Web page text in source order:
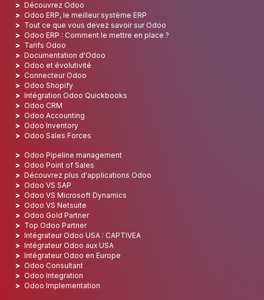
Découvrez Odoo
Odoo ERP, le meilleur système ERP
Tout ce que vous devez savoir sur Odoo
Odoo ERP : Comment le mettre en place ?
Tarifs Odoo
Documentation d'Odoo
Odoo et évolutivité
Connecteur Odoo
Odoo Shopify
Intégration Odoo Quickbooks
Odoo CRM
Odoo Accounting
Odoo Inventory
Odoo Sales Forces
Odoo Pipeline management
Odoo Point of Sales
Découvrez plus d'applications Odoo
Odoo VS SAP
Odoo VS Microsoft Dynamics
Odoo VS Netsuite
Odoo Gold Partner
Top Odoo Partner
Intégrateur Odoo USA : CAPTIVEA
Intégrateur Odoo aux USA
Intégrateur Odoo en Europe
Odoo Consultant
Odoo Integration
Odoo Implementation